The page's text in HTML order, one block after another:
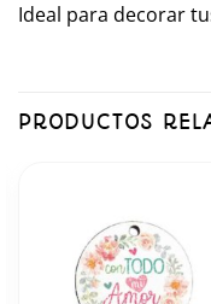
Ideal para decorar
PRODUCTOS